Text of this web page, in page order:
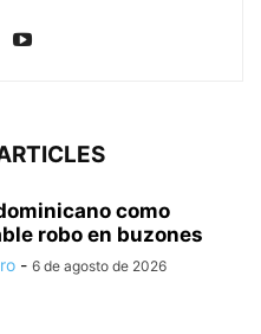
como
robo en buzones
- 6 de agosto de 2026